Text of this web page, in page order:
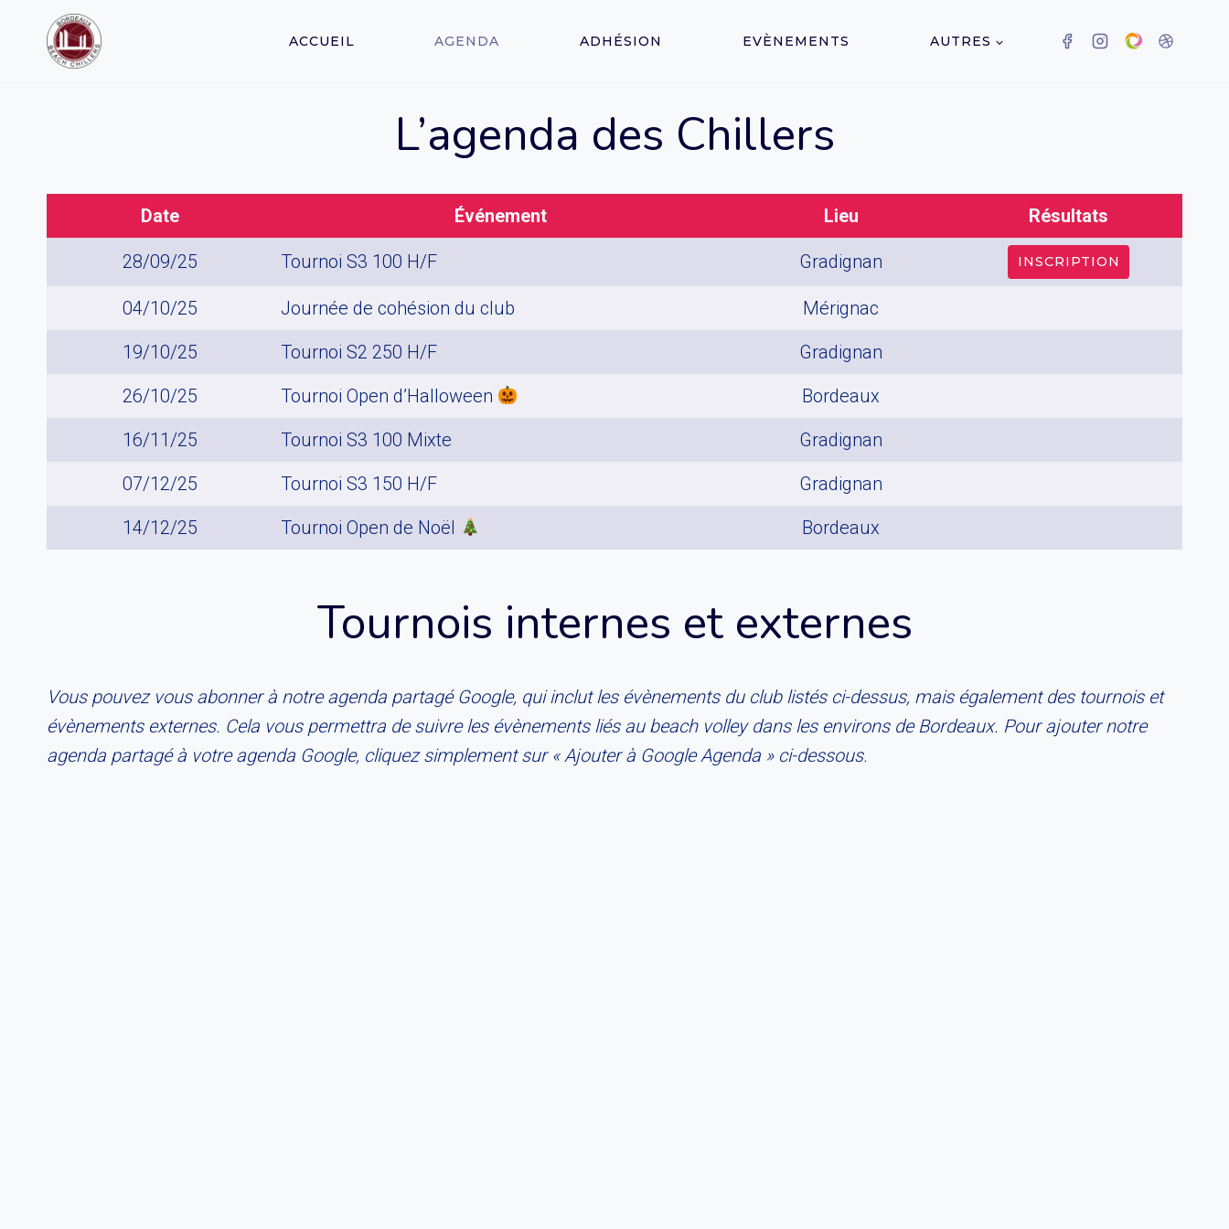
contenu
ACCUEIL AGENDA ADHÉSION EVÈNEMENTS AUTRES
L’agenda des Chillers
Date Événement Lieu Résultats
28/09/25 Tournoi S3 100 H/F Gradignan INSCRIPTION
04/10/25 Journée de cohésion du club
Mérignac
19/10/25
Tournoi S2 250 H/F
Gradignan
26/10/25
Tournoi Open d’Halloween
Bordeaux
16/11/25
Tournoi S3 100 Mixte
Gradignan
07/12/25
Tournoi S3 150 H/F
Gradignan
14/12/25
Tournoi Open de Noël Bordeaux
Tournois internes et externes
Vous pouvez vous abonner à notre agenda partagé Google, qui inclut les évènements du club listés ci-dessus, mais également des tournois et
évènements externes. Cela vous permettra de suivre les évènements liés au beach volley dans les environs de Bordeaux. Pour ajouter notre
agenda partagé à votre agenda Google, cliquez simplement sur « Ajouter à Google Agenda » ci-dessous.